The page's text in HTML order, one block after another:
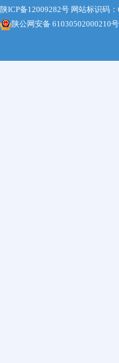
陕ICP备12009282号 网站标识码
陕公网安备 61030502000210号